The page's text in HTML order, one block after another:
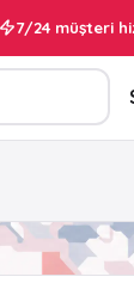
7/24 müşteri